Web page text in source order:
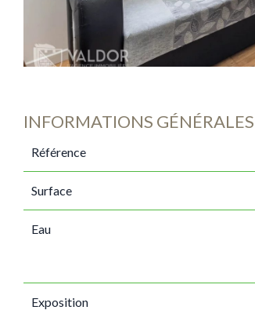
INFORMATIONS GÉNÉRALES
Référence
Surface
Eau
Exposition